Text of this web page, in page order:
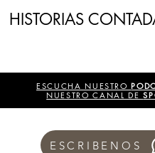
HISTORIAS
ESCUCHA NUESTRO
NUESTRO CANAL DE
ESCRIBENOS